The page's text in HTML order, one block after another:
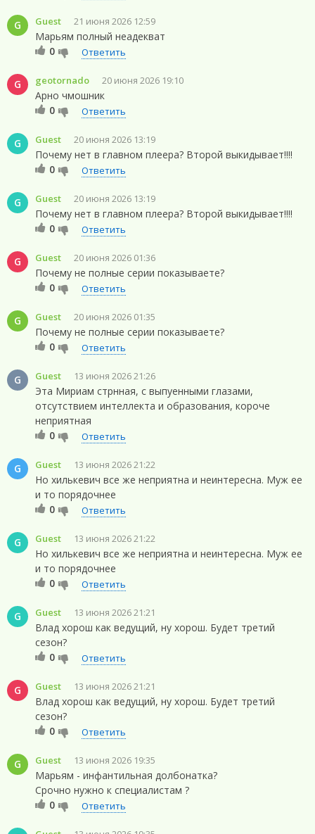
G Guest 21 июня 2026 12:59
Марьям полный неадекват
0
Ответить
G geotornado 20 июня 2026 19:10
Арно чмошник
0
Ответить
G Guest 20 июня 2026 13:19
Почему нет в главном плеера? Второй выкидывает!!!!
0
Ответить
G Guest 20 июня 2026 13:19
Почему нет в главном плеера? Второй выкидывает!!!!
0
Ответить
G Guest 20 июня 2026 01:36
Почему не полные серии показываете?
0
Ответить
G Guest 20 июня 2026 01:35
Почему не полные серии показываете?
0
Ответить
G Guest 13 июня 2026 21:26
Эта Мириам стрнная, с выпуенными глазами,
отсутствием интеллекта и образования, короче
неприятная
0
Ответить
G Guest 13 июня 2026 21:22
Но хилькевич все же неприятна и неинтересна. Муж ее
и то порядочнее
0
Ответить
G Guest 13 июня 2026 21:22
Но хилькевич все же неприятна и неинтересна. Муж ее
и то порядочнее
0
Ответить
G Guest 13 июня 2026 21:21
Влад хорош как ведущий, ну хорош. Будет третий
сезон?
0
Ответить
G Guest 13 июня 2026 21:21
Влад хорош как ведущий, ну хорош. Будет третий
сезон?
0
Ответить
G Guest 13 июня 2026 19:35
Марьям - инфантильная долбонатка?
Срочно нужно к специалистам ?
0
Ответить